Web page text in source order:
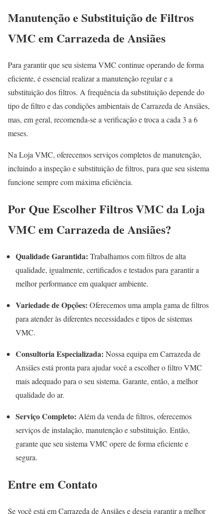
Manutenção e Substituição de Filtros
VMC em Carrazeda de Ansiães
Para garantir que seu sistema VMC continue operando de forma
eficiente, é essencial realizar a manutenção regular e a
substituição dos filtros. A frequência da substituição depende do
tipo de filtro e das condições ambientais de Carrazeda de Ansiães,
mas, em geral, recomenda-se a verificação e troca a cada 3 a 6
meses.
Na Loja VMC, oferecemos serviços completos de manutenção,
incluindo a inspeção e substituição de filtros, para que seu sistema
funcione sempre com máxima eficiência.
Por Que Escolher Filtros VMC da Loja
VMC em Carrazeda de Ansiães?
Qualidade Garantida: Trabalhamos com filtros de alta
qualidade, igualmente, certificados e testados para garantir a
melhor performance em qualquer ambiente.
Variedade de Opções: Oferecemos uma ampla gama de filtros
para atender às diferentes necessidades e tipos de sistemas
VMC.
Consultoria Especializada: Nossa equipa em Carrazeda de
Ansiães está pronta para ajudar você a escolher o filtro VMC
mais adequado para o seu sistema. Garante, então, a melhor
qualidade do ar.
Serviço Completo: Além da venda de filtros, oferecemos
serviços de instalação, manutenção e substituição. Então,
garante que seu sistema VMC opere de forma eficiente e
segura.
Entre em Contato
Se você está em Carrazeda de Ansiães e deseja garantir a melhor